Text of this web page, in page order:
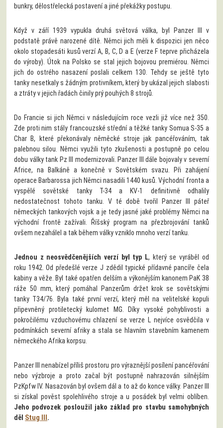
bunkry, dělostřelecká postavení a jiné překážky postupu.
Když v září 1939 vypukla druhá světová válka, byl Panzer III v
podstatě právě narozené dítě. Němci jich měli k dispozici jen něco
okolo stopadesáti kusů verzí A, B, C, D a E (verze F teprve přicházela
do výroby). Útok na Polsko se stal jejich bojovou premiérou. Němci
jich do ostrého nasazení poslali celkem 130. Tehdy se ještě tyto
tanky nesetkaly s žádným protivníkem, který by ukázal jejich slabosti
a ztráty v jejich řadách činily prý pouhých 8 strojů.
Do Francie si jich Němci v následujícím roce vezli již více než 350.
Zde proti nim stály francouzské střední a těžké tanky Somua S-35 a
Char B, které překonávaly něměcké stroje jak pancéřováním, tak
palebnou silou. Němci využili tyto zkušenosti a postupně po celou
dobu války tank Pz III modernizovali. Panzer III dále bojovaly v severní
Africe, na Balkáně a konečně v Sovětském svazu. Při zahájení
operace Barbarossa jich Němci nasadili 1440 kusů. Východní fronta a
vyspělé sovětské tanky T-34 a KV-1 definitivně odhalily
nedostatečnost tohoto tanku. V té době tvořil Panzer III páteř
německých tankových vojsk a je tedy jasné jaké problémy Němci na
východní frontě zažívali. Říšský program na přezbrojování tanků
ovšem nezahálel a tak během války vzniklo mnoho verzí tanku.
Jednou z neosvědčenějších verzí byl typ L, který se vyráběl od
roku 1942. Od předešlé verze J zdědil typické přídavné pancíře čela
kabiny a věže. Byl také opatřen delším a výkonějším kanonem PaK 38
ráže 50 mm, který pomáhal Panzerům držet krok se sovětskými
tanky T34/76. Byla také první verzí, který měl na velitelské kopuli
připevněný protiletecký kulomet MG. Díky vysoké pohyblivosti a
pokročilému vzduchovému chlazení se verze L nejvíce osvědčila v
podmínkách severní afriky a stala se hlavním stavebním kamenem
německého Afrika korpsu.
Panzer III nenabízel příliš prostoru pro výraznější posílení pancéřování
nebo výzbroje a proto začal být postupně nahrazován silnějším
PzKpfw IV. Nasazován byl ovšem dál a to až do konce války. Panzer III
si získal pověst spolehlivého stroje a u posádek byl velmi oblíben.
Jeho podvozek posloužil jako základ pro stavbu samohybných
děl Stug III .